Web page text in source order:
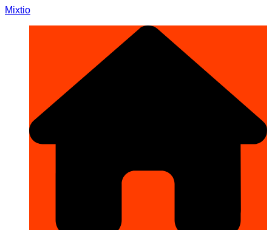
Skip
Mixtio